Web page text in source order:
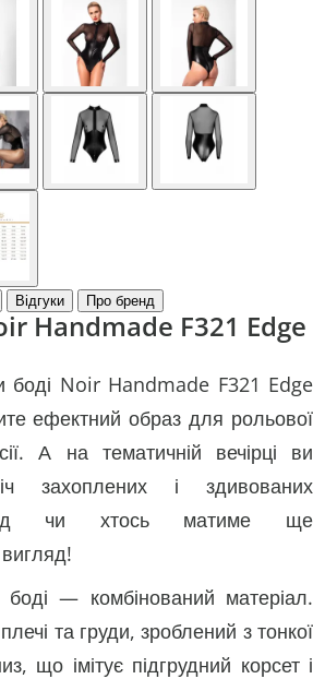
Відгуки Про бренд
Handmade F321 Edge
боді Noir Handmade F321 Edge
ефектний образ для рольової
А на тематичній вечірці ви
захоплених і здивованих
чи хтось матиме ще
боді — комбінований матеріал.
та груди, зроблений з тонкої
що імітує підгрудний корсет і